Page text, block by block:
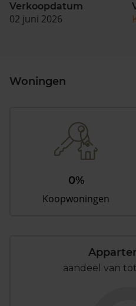
Verkoopdatum
02 juni 2026
Woningen
0%
Koopwoningen
aandeel van